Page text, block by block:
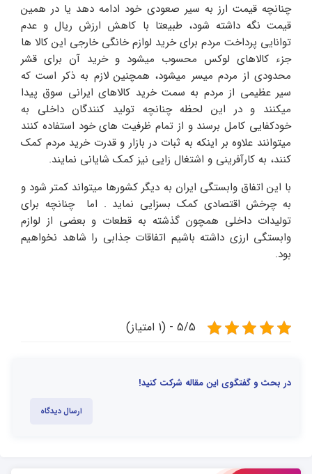
چنانچه قیمت ارز به سیر صعودی خود ادامه دهد یا در همین
قیمت نگه داشته شود، طبیعتا با کاهش ارزش ریال و عدم
توانایی پرداخت مردم برای خرید لوازم خانگی خارجی این کالا ها
جزء کالاهای لوکس محسوب میشود و خرید آن برای قشر
محدودی از مردم میسر میشود، همچنین لازم به ذکر است که
سیر عظیمی از مردم به سمت خرید کالاهای ایرانی سوق پیدا
میکنند و در این لحظه چنانچه تولید کنندگان داخلی به
خودکفایی کامل برسند و از تمام ظرفیت های خود استفاده کنند
میتوانند علاوه بر اینکه به ثبات در بازار و قدرت خرید مردم کمک
کنند، به کارآفرینی و اشتغال زایی نیز کمک شایانی نمایند.
با این اتفاق وابستگی ایران به دیگر کشورها میتواند کمتر شود و
به چرخش اقتصادی کمک بسزایی نماید . اما چنانچه برای
تولیدات داخلی همچون گذشته به قطعات و بعضی از لوازم
وابستگی ارزی داشته باشیم اتفاقات جذابی را شاهد نخواهیم
بود.
5/5 - (1 امتیاز)
در بحث و گفتگوی این مقاله شرکت کنید!
ارسال دیدگاه